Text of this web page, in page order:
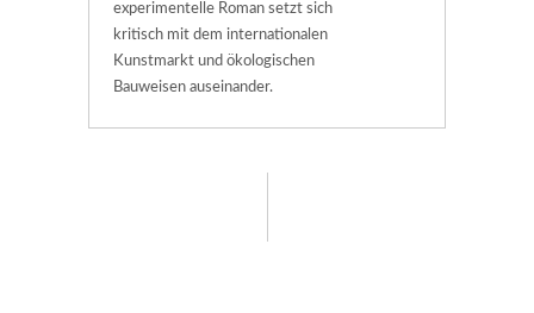
experimentelle Roman setzt sich
kritisch mit dem internationalen
Kunstmarkt und ökologischen
Bauweisen auseinander.